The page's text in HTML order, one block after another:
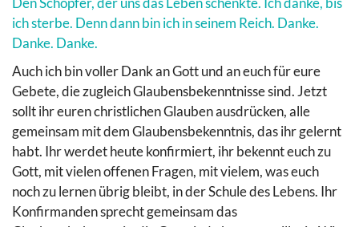
ich sterbe. Denn dann bin ich in seinem Reich. Danke.
Danke. Danke.
Auch ich bin voller Dank an Gott und an euch für eure
Gebete, die zugleich Glaubensbekenntnisse sind. Jetzt
sollt ihr euren christlichen Glauben ausdrücken, alle
gemeinsam mit dem Glaubensbekenntnis, das ihr gelernt
habt. Ihr werdet heute konfirmiert, ihr bekennt euch zu
Gott, mit vielen offenen Fragen, mit vielem, was euch
noch zu lernen übrig bleibt, in der Schule des Lebens. Ihr
Konfirmanden sprecht gemeinsam das